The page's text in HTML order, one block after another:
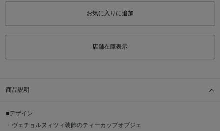
お気に入りに追加
店舗在庫表示
商品説明
■デザイン
・ヴェチョルヌィツィ装飾のティーカップオブジェ